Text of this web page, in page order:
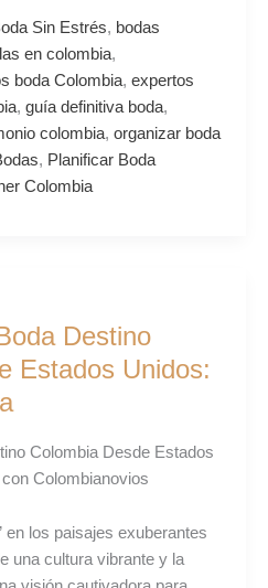
Sin Estrés, bodas
en colombia,
boda Colombia, expertos
, guía definitiva boda,
colombia, organizar boda
, Planificar Boda
Colombia
Destino
Estados Unidos:
Colombia Desde Estados
Colombianovios
en los paisajes exuberantes
una cultura vibrante y la